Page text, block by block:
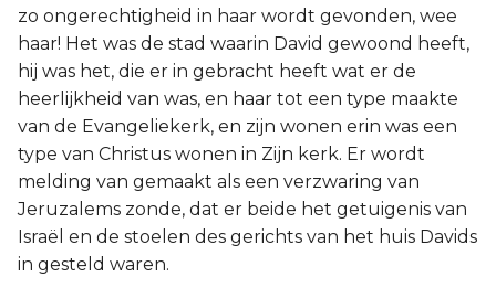
zo ongerechtigheid in haar wordt gevonden, wee
haar! Het was de stad waarin David gewoond heeft,
hij was het, die er in gebracht heeft wat er de
heerlijkheid van was, en haar tot een type maakte
van de Evangeliekerk, en zijn wonen erin was een
type van Christus wonen in Zijn kerk. Er wordt
melding van gemaakt als een verzwaring van
Jeruzalems zonde, dat er beide het getuigenis van
Israël en de stoelen des gerichts van het huis Davids
in gesteld waren.